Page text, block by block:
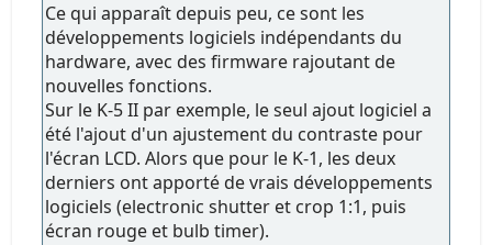
Ce qui apparaît depuis peu, ce sont les
développements logiciels indépendants du
hardware, avec des firmware rajoutant de
nouvelles fonctions.
Sur le K-5 II par exemple, le seul ajout logiciel a
été l'ajout d'un ajustement du contraste pour
l'écran LCD. Alors que pour le K-1, les deux
derniers ont apporté de vrais développements
logiciels (electronic shutter et crop 1:1, puis
écran rouge et bulb timer).